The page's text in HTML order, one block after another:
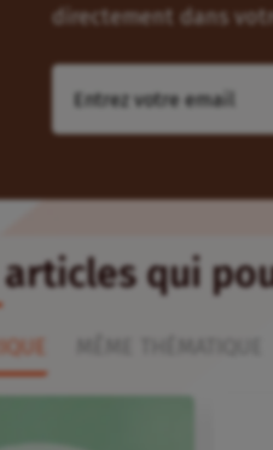
directement dans
qui